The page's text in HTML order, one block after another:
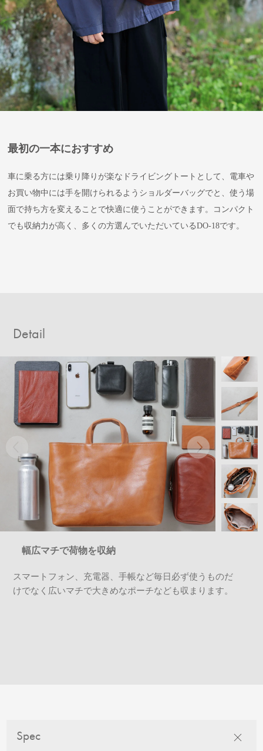
最初の一本におすすめ
車に乗る方には乗り降りが楽なドライビングトートとして、電車や
お買い物中には手を開けられるようショルダーバッグでと、使う場
面で持ち方を変えることで快適に使うことができます。コンパクト
でも収納力が高く、多くの方選んでいただいているDO-18です。
Detail
幅広マチで荷物を収納
スマートフォン、充電器、手帳など毎日必ず使うものだ
けでなく広いマチで大きめなポーチなども収まります。
Spec